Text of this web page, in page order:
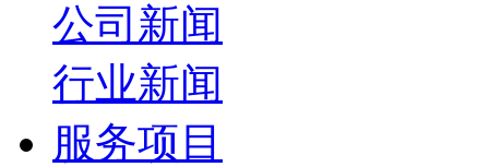
公司新闻
行业新闻
服务项目